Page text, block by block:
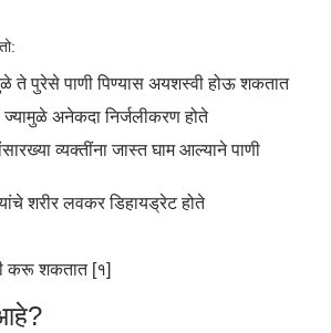
ते पुरेसे पाणी पिण्यास अयशस्वी होऊ शकतात
अनेकदा निर्जलीकरण होते
व्यक्तींना जास्त घाम आल्याने पाणी
शरीर लवकर डिहायड्रेट होते
करू शकतात [१]